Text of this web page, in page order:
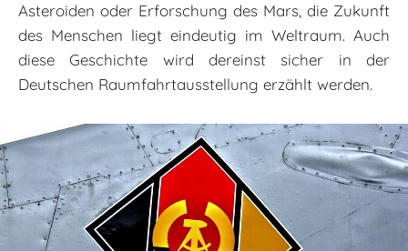
Asteroiden oder Erforschung des Mars, die Zukunft
des Menschen liegt eindeutig im Weltraum. Auch
diese Geschichte wird dereinst sicher in der
Deutschen Raumfahrtausstellung erzählt werden.